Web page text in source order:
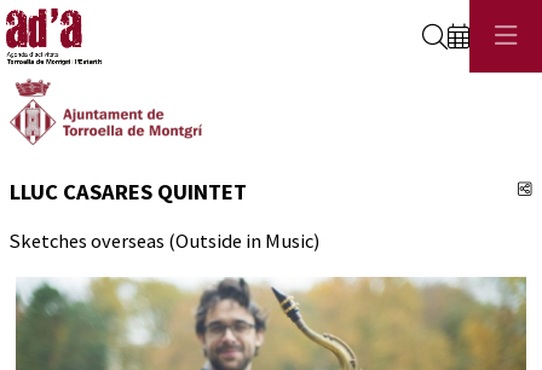
Cerca
LLUC CASARES QUINTET
Sketches overseas (Outside in Music)